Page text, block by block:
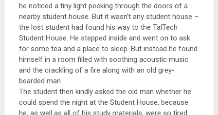
he noticed a tiny light peeking through the doors of a
nearby student house. But it wasn’t any student house –
the lost student had found his way to the TalTech
Student House. He stepped inside and went on to ask
for some tea and a place to sleep. But instead he found
himself in a room filled with soothing acoustic music
and the crackling of a fire along with an old grey-
bearded man.
The student then kindly asked the old man whether he
could spend the night at the Student House, because
he, as well as all of his study materials, were so tired